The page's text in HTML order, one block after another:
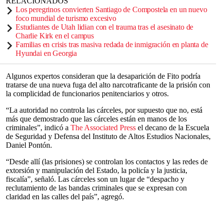
Los peregrinos convierten Santiago de Compostela en un nuevo
foco mundial de turismo excesivo
Estudiantes de Utah lidian con el trauma tras el asesinato de
Charlie Kirk en el campus
Familias en crisis tras masiva redada de inmigración en planta de
Hyundai en Georgia
Algunos expertos consideran que la desaparición de Fito podría
tratarse de una nueva fuga del alto narcotraficante de la prisión con
la complicidad de funcionarios penitenciarios y otros.
“La autoridad no controla las cárceles, por supuesto que no, está
más que demostrado que las cárceles están en manos de los
criminales”, indicó a The Associated Press el decano de la Escuela
de Seguridad y Defensa del Instituto de Altos Estudios Nacionales,
Daniel Pontón.
“Desde allí (las prisiones) se controlan los contactos y las redes de
extorsión y manipulación del Estado, la policía y la justicia,
fiscalía”, señaló. Las cárceles son un lugar de “despacho y
reclutamiento de las bandas criminales que se expresan con
claridad en las calles del país”, agregó.